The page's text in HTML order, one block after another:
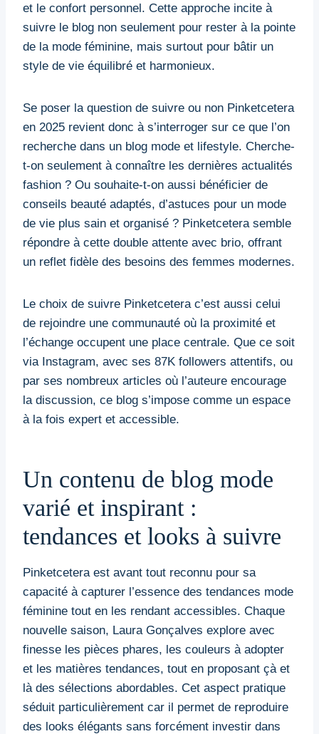
et le confort personnel. Cette approche incite à
suivre le blog non seulement pour rester à la pointe
de la mode féminine, mais surtout pour bâtir un
style de vie équilibré et harmonieux.
Se poser la question de suivre ou non Pinketcetera
en 2025 revient donc à s’interroger sur ce que l’on
recherche dans un blog mode et lifestyle. Cherche-
t-on seulement à connaître les dernières actualités
fashion ? Ou souhaite-t-on aussi bénéficier de
conseils beauté adaptés, d’astuces pour un mode
de vie plus sain et organisé ? Pinketcetera semble
répondre à cette double attente avec brio, offrant
un reflet fidèle des besoins des femmes modernes.
Le choix de suivre Pinketcetera c’est aussi celui
de rejoindre une communauté où la proximité et
l’échange occupent une place centrale. Que ce soit
via Instagram, avec ses 87K followers attentifs, ou
par ses nombreux articles où l’auteure encourage
la discussion, ce blog s’impose comme un espace
à la fois expert et accessible.
Un contenu de blog mode
varié et inspirant :
tendances et looks à suivre
Pinketcetera est avant tout reconnu pour sa
capacité à capturer l’essence des tendances mode
féminine tout en les rendant accessibles. Chaque
nouvelle saison, Laura Gonçalves explore avec
finesse les pièces phares, les couleurs à adopter
et les matières tendances, tout en proposant çà et
là des sélections abordables. Cet aspect pratique
séduit particulièrement car il permet de reproduire
des looks élégants sans forcément investir dans